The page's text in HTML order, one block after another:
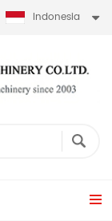
Indonesia